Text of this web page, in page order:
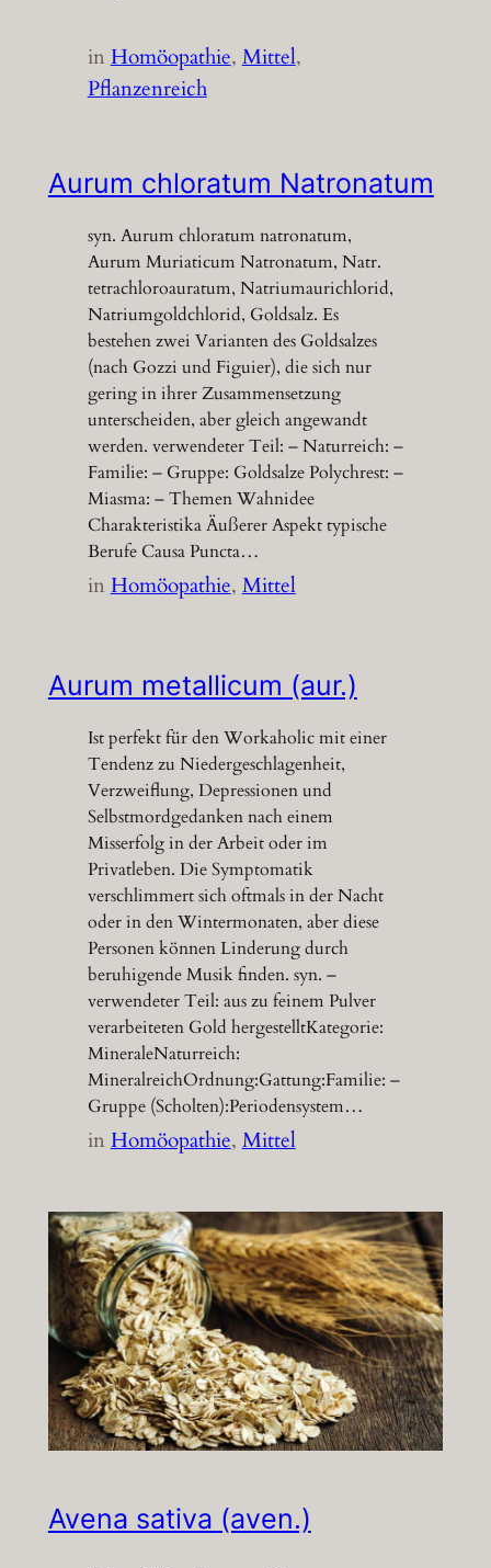
inHomöopathie, Mittel
Pflanzenreich
Aurum chloratum Natronatum
syn. Aurum chloratum natronatum,
Aurum Muriaticum Natronatum, Natr.
tetrachloroauratum, Natriumaurichlorid,
Natriumgoldchlorid, Goldsalz. Es
bestehen zwei Varianten des Goldsalzes
(nach Gozzi und Figuier), die sich nur
gering in ihrer Zusammensetzung
unterscheiden, aber gleich angewandt
werden. verwendeter Teil: – Naturreich: –
Familie: – Gruppe: Goldsalze Polychrest: –
Miasma: – Themen Wahnidee
Charakteristika Äußerer Aspekt typische
Berufe Causa Puncta…
inHomöopathie, Mittel
Aurum metallicum (aur.)
Ist perfekt für den Workaholic mit einer
Tendenz zu Niedergeschlagenheit,
Verzweiflung, Depressionen und
Selbstmordgedanken nach einem
Misserfolg in der Arbeit oder im
Privatleben. Die Symptomatik
verschlimmert sich oftmals in der Nacht
oder in den Wintermonaten, aber diese
Personen können Linderung durch
beruhigende Musik finden. syn. –
verwendeter Teil: aus zu feinem Pulver
verarbeiteten Gold hergestelltKategorie:
MineraleNaturreich:
MineralreichOrdnung:Gattung:Familie: –
Gruppe (Scholten):Periodensystem…
inHomöopathie, Mittel
Avena sativa (aven.)